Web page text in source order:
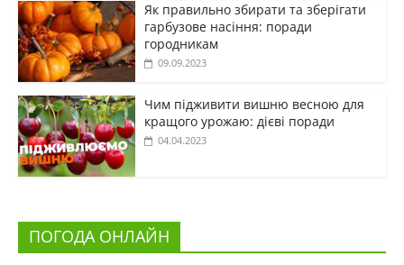
Як правильно збирати та зберігати
гарбузове насіння: поради
городникам
09.09.2023
Чим підживити вишню весною для
кращого урожаю: дієві поради
04.04.2023
ПОГОДА ОНЛАЙН